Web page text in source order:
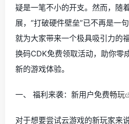
疑是一笔不小的开支。然而，随
展，“打破硬件壁垒”已不再是一
就为大家带来一个极具吸引力
换码CDK免费领取活动，助你零
新的游戏体验。
一、 福利来袭：新用户免费畅玩
对于想要尝试云游戏的新玩家来